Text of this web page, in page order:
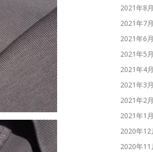
2021年8月
2021年7月
2021年6月
2021年5月
2021年4月
2021年3月
2021年2月
2021年1月
2020年12
2020年11